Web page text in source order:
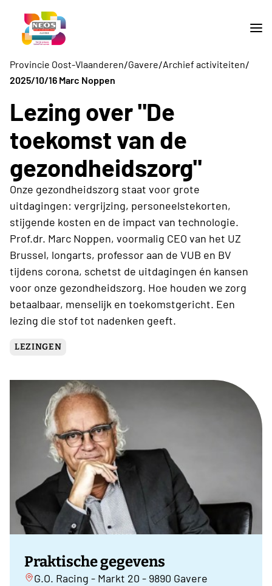
Provincie Oost-Vlaanderen/Gavere/Archief activiteiten/
2025/10/16 Marc Noppen
Lezing over "De
toekomst van de
gezondheidszorg"
Onze gezondheidszorg staat voor grote
uitdagingen: vergrijzing, personeelstekorten,
stijgende kosten en de impact van technologie.
Prof.dr. Marc Noppen, voormalig CEO van het UZ
Brussel, longarts, professor aan de VUB en BV
tijdens corona, schetst de uitdagingen én kansen
voor onze gezondheidszorg. Hoe houden we zorg
betaalbaar, menselijk en toekomstgericht. Een
lezing die stof tot nadenken geeft.
LEZINGEN
Praktische gegevens
G.O. Racing - Markt 20 - 9890 Gavere